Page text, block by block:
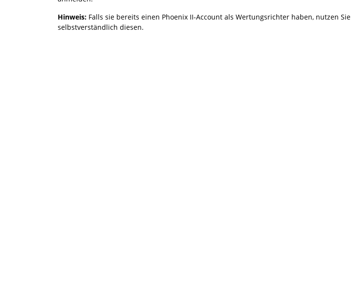
Hinweis: Falls sie bereits einen Phoenix II-Account als Wertungsrichter haben, nutzen Sie
selbstverständlich diesen.